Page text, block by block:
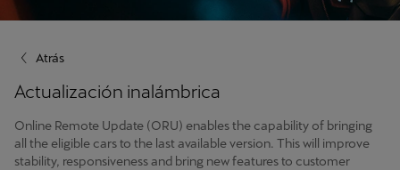
Atrás
Actualización inalámbrica
Online Remote Update (ORU) enables the capability of bringing
all the eligible cars to the last available version. This will improve
stability, responsiveness and bring new features to customer